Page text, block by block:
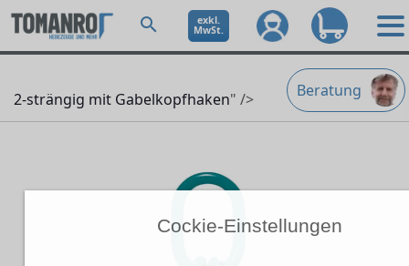
Cockie-Einstellungen
exkl.
MwSt.
Beratung
2-strängig mit Gabelkopfhaken" />